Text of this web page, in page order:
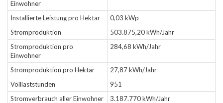
Einwohner
Installierte Leistung pro Hektar
0,03 kWp
Stromproduktion
503.875,20 kWh/Jahr
Stromproduktion pro
Einwohner
284,68 kWh/Jahr
Stromproduktion pro Hektar
27,87 kWh/Jahr
Volllaststunden
951
Stromverbrauch aller Einwohner
3.187.770 kWh/Jahr